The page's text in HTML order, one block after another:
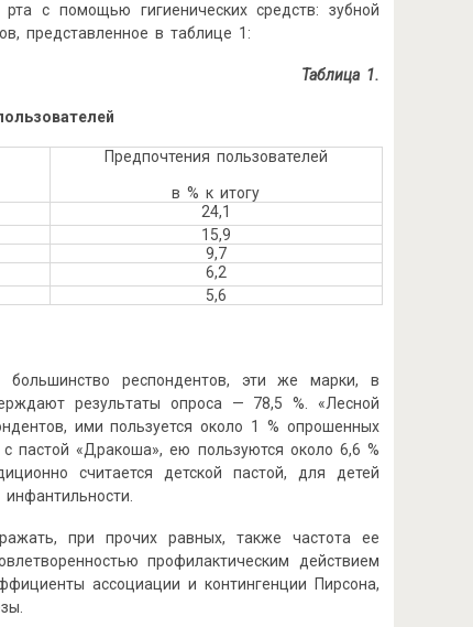
с помощью гигиенических средств: зубной
представленное в таблице 1:
Таблица 1.
Предпочтения пользователей
в % к итогу
24,1
15,9
9,7
6,2
5,6
респондентов, эти же марки, в
результаты опроса — 78,5 %. «Лесной
ими пользуется около 1 % опрошенных
пастой «Дракоша», ею пользуются около 6,6 %
считается детской пастой, для детей
при прочих равных, также частота ее
профилактическим действием
ассоциации и контингенции Пирсона,